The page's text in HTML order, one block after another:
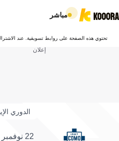
مباشر
تحتوي هذه الصفحة على روابط تسويقية. عند
إعلان
الدوري
22 نوفمبر 2026